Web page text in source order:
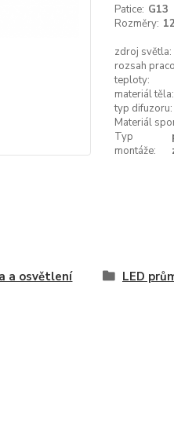
Patice: G13
Rozměry:
zdroj světla:
rozsah
teploty:
materiál těla:
typ difuzoru:
Materiál
Typ
montáže:
a osvětlení LED